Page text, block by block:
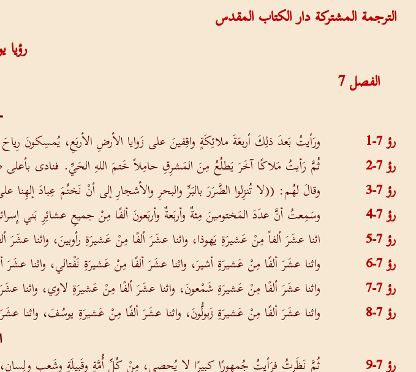
الترجمة المشتركة دار الكتاب المقدس
رؤيا
الفصل7
رؤ 7-1
ورَأيتُ بَعدَ ذلِكَ أربعَةَ ملائِكَةٍ واقِفينَ على زَوايا الأرضِ الأربَعِ، يُمسِكونَ
رؤ 7-2
ثُمَّ رَأيتُ مَلاكًا آخَرَ يَطلُعُ مِنَ المَشرِقِ حامِلاً خَتمَ اللهِ الحَيِّ. فنادى بأعلى
رؤ 7-3
وقالَ لهُم: ((لا تُنزِلوا الضَّرَرَ بالبَرِّ والبحرِ والأشجارِ إلى أنْ نَختُمَ عِبادَ
رؤ 7-4
وسَمِعتُ أنَّ عدَدَ المَختومينَ مِئةٌ وأربَعةٌ وأربَعونَ ألفًا مِنْ جميعِ عشائِرِ بَني
رؤ 7-5
اثنا عشَرَ ألفاً مِنْ عَشيرَةِ يَهوذا، واثنا عشَرَ ألفًا مِنْ عَشيرَةِ رأوبينَ، واثنا
رؤ 7-6
واثنا عشَرَ ألفًا مِنْ عَشيرَةِ أشيرَ، واثنا عشَرَ ألفًا مِنْ عَشيرَةِ نَفْتالي، واثنا
رؤ 7-7
واثنا عشَرَ ألفًا مِنْ عَشيرَةِ شَمْعونَ، واثنا عشَرَ ألفًا مِنْ عَشيرَةِ لاوي، واثنا
رؤ 7-8
واثنا عشَرَ ألفًا مِنْ عَشيرَةِ زَبولُّونَ، واثنا عشَرَ ألفًا مِنْ عَشيرَةِ يوسُفَ، واثنا
رؤ 7-9 ثُمَّ نَظَرتُ فرَأيتُ جُمهورًا كبيرًا لا يُحصى، مِنْ كُلِّ أُمَّةٍ وقَبيلَةٍ وشَعبٍ ولِسانٍ،